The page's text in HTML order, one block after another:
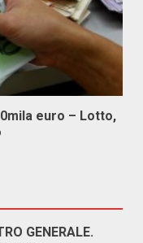
euro – Lotto,
GENERALE.